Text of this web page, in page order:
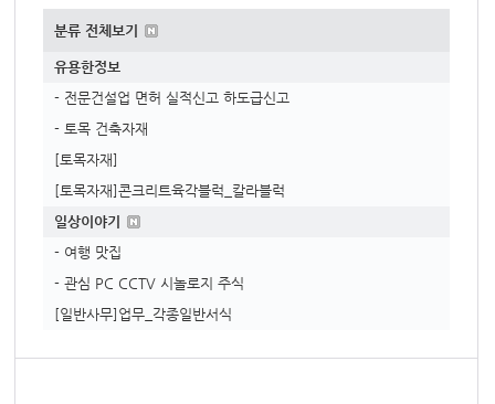
분류 전체보기
유용한정보
- 전문건설업 면허 실적신고 하도급신고
- 토목 건축자재
[토목자재]
[토목자재]콘크리트육각블럭_칼라블럭
일상이야기
- 여행 맛집
- 관심 PC CCTV 시놀로지 주식
[일반사무]업무_각종일반서식